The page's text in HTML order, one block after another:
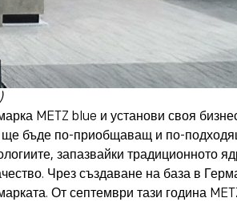
METZ blue и установи своя
бъде по-приобщаващ и по-
запазвайки традиционното
Чрез създаване на база в
От септември тази година